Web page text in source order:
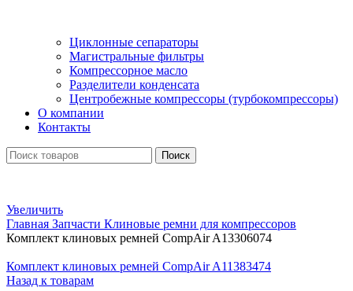
Циклонные сепараторы
Магистральные фильтры
Компрессорное масло
Разделители конденсата
Центробежные компрессоры (турбокомпрессоры)
О компании
Контакты
Поиск
Увеличить
Главная Запчасти Клиновые ремни для компрессоров
Комплект клиновых ремней CompAir A13306074
Комплект клиновых ремней CompAir A11383474
Назад к товарам